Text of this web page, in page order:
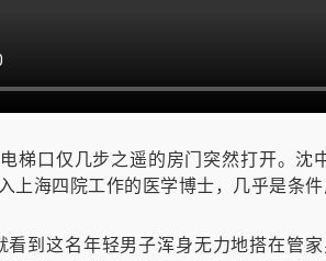
梯口仅几步之遥的房门突然打开。
上海四院工作的医学博士，几乎是条
看到这名年轻男子浑身无力地搭在管